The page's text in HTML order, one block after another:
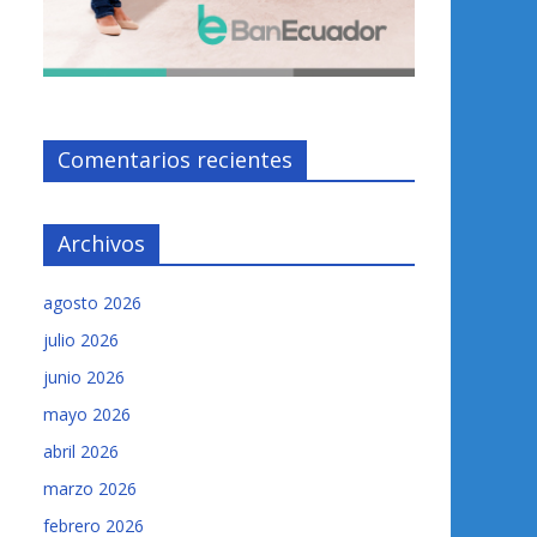
Comentarios recientes
Archivos
agosto 2026
julio 2026
junio 2026
mayo 2026
abril 2026
marzo 2026
febrero 2026